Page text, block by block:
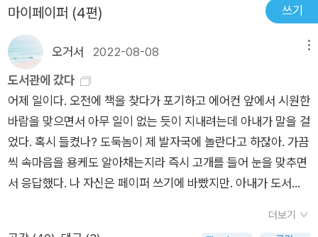
마이페이퍼 (4편) 쓰기
오거서 2022-08-08
도서관에 갔다
어제 일이다. 오전에 책을 찾다가 포기하고 에어컨 앞에서 시원한
바람을 맞으면서 아무 일이 없는 듯이 지내려는데 아내가 말을 걸
었다. 혹시 들켰나? 도둑놈이 제 발자국에 놀란다고 하잖아. 가끔
씩 속마음을 용케도 알아채는지라 즉시 고개를 들어 눈을 맞추면
서 응답했다. 나 자신은 페이퍼 쓰기에 바빴지만. 아내가 도서관
손에 들린 아이폰에서 도서관 앱의 화면이 보였다. 도서관에서 대
더보기